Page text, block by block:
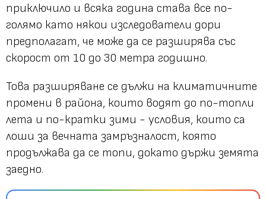
приключило и всяка година става все по-
голямо като някои изследователи дори
предполагат, че може да се разширява със
скорост от 10 до 30 метра годишно.
Това разширяване се дължи на климатичните
промени в района, които водят до по-топли
лета и по-кратки зими - условия, които са
лоши за вечната замръзналост, която
продължава да се топи, докато държи земята
заедно.